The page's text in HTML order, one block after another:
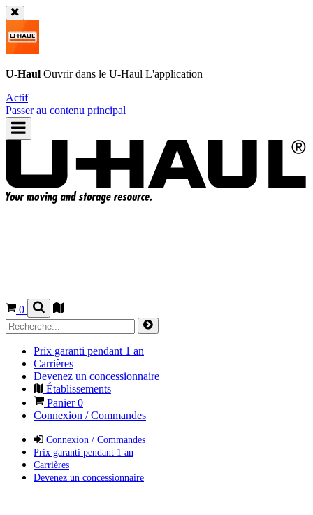
U-Haul Ouvrir dans le U-Haul L'application
Actif
Passer au contenu principal
0
Prix garanti pendant 1 an
Carrières
Devenez un concessionnaire
Établissements
Panier0
Connexion / Commandes
Connexion / Commandes
Prix garanti pendant 1 an
Carrières
Devenez un concessionnaire